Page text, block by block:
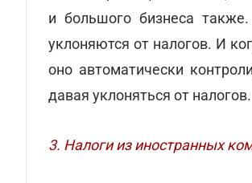
и большого бизнеса
уклоняются от налогов. И
оно автоматически
давая уклоняться от налогов.
3. Налоги из иностранных